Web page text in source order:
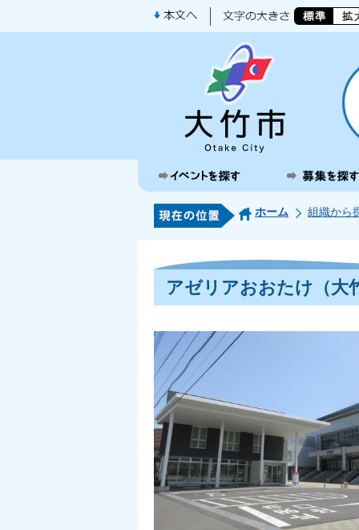
ホーム 組織から
アゼリアおおたけ（大